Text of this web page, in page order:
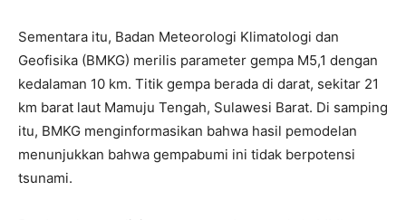
Sementara itu, Badan Meteorologi Klimatologi dan
Geofisika (BMKG) merilis parameter gempa M5,1 dengan
kedalaman 10 km. Titik gempa berada di darat, sekitar 21
km barat laut Mamuju Tengah, Sulawesi Barat. Di samping
itu, BMKG menginformasikan bahwa hasil pemodelan
menunjukkan bahwa gempabumi ini tidak berpotensi
tsunami.